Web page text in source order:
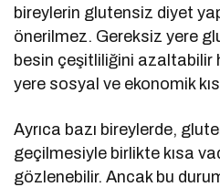
bireylerin glutensiz diyet
önerilmez. Gereksiz yere
besin çeşitliliğini azaltabilir
yere sosyal ve ekonomik
Ayrıca bazı bireylerde,
geçilmesiyle birlikte kısa
gözlenebilir. Ancak bu